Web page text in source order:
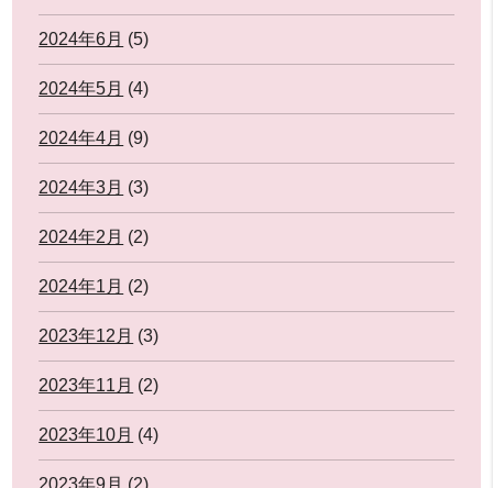
2024年6月 (5)
2024年5月 (4)
2024年4月 (9)
2024年3月 (3)
2024年2月 (2)
2024年1月 (2)
2023年12月 (3)
2023年11月 (2)
2023年10月 (4)
2023年9月 (2)